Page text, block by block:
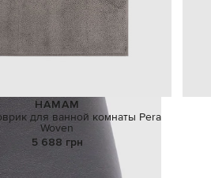
HAMAM
для ванной комнаты Pera
Woven
5 688 грн